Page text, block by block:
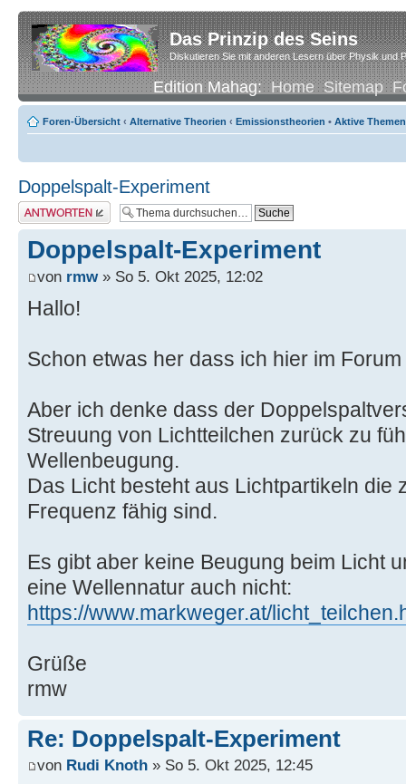
Das Prinzip des Seins
Diskutieren Sie mit anderen Lesern über Physik und
Edition Mahag:Home Sitemap
Foren-Übersicht ‹ Alternative Theorien ‹ Emissionstheorien • Aktive Themen
Doppelspalt-Experiment
Antwort erstellen
Doppelspalt-Experiment
von rmw» So 5. Okt 2025, 12:02
Hallo!
Schon etwas her dass ich hier im
Aber ich denke dass der
Streuung von Lichtteilchen zurück zu
Wellenbeugung.
Das Licht besteht aus Lichtpartikeln die
Frequenz fähig sind.
Es gibt aber keine Beugung beim Licht
eine Wellennatur auch nicht:
https://www.markweger.at/
Grüße
rmw
Re: Doppelspalt-Experiment
von Rudi Knoth » So 5. Okt 2025, 12:45